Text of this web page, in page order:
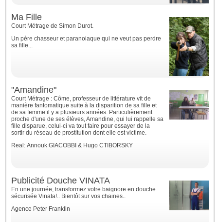
Ma Fille
Court Métrage de Simon Durot.
Un père chasseur et paranoiaque qui ne veut pas perdre
sa fille...
"Amandine"
Court Métrage : Côme, professeur de littérature vit de
manière fantomatique suite à la disparition de sa fille et
de sa femme il y a plusieurs années. Particulièrement
proche d'une de ses élèves, Amandine, qui lui rappelle sa
fille disparue, celui-ci va tout faire pour essayer de la
sortir du réseau de prostitution dont elle est victime.
Real: Annouk GIACOBBI & Hugo CTIBORSKY
Publicité Douche VINATA
En une journée, transformez votre baignore en douche
sécurisée Vinata!.. Bientôt sur vos chaines..
Agence Peter Franklin